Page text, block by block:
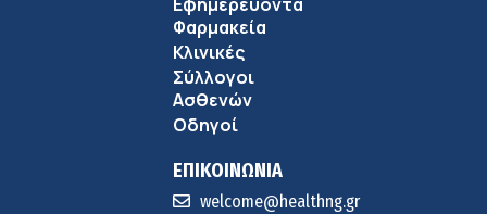
Φαρμακεία
Κλινικές
Σύλλογοι
Ασθενών
Οδηγοί
ΕΠΙΚΟΙΝΩΝΙΑ
welcome@healthng.gr